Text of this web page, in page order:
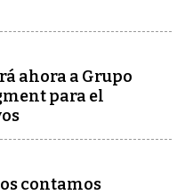
ahora a Grupo
para el
contamos